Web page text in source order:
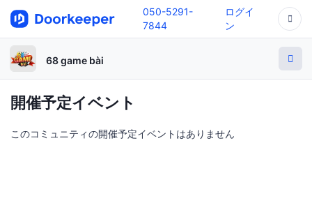
050-5291-
7844
ログイ
ン
68 game bài
開催予定イベント
このコミュニティの開催予定イベントはありません